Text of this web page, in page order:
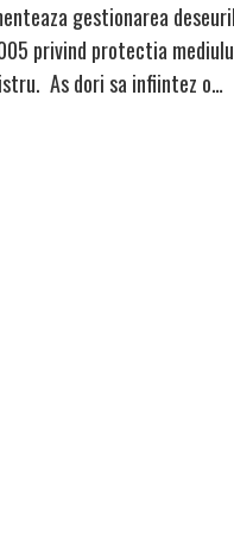
gestionarea
privind protectia
As dori sa infiintez o…